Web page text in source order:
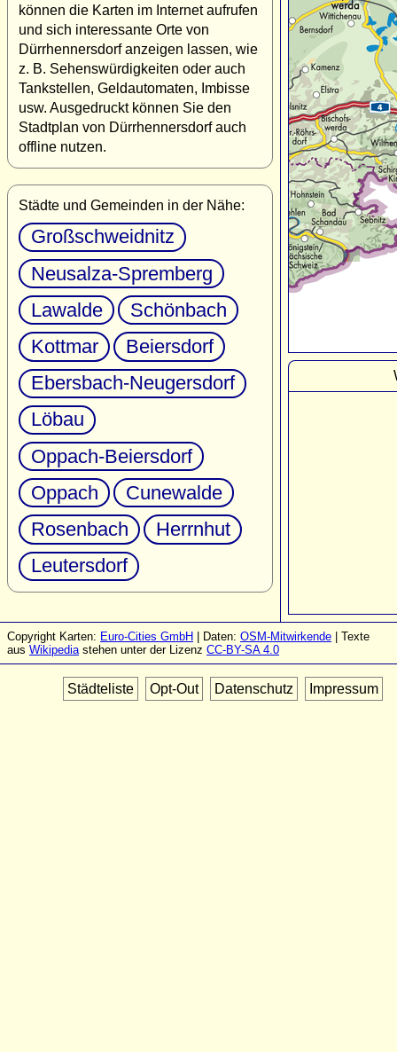
können die Karten im Internet aufrufen
und sich interessante Orte von
Dürrhennersdorf anzeigen lassen, wie
z. B. Sehenswürdigkeiten oder auch
Tankstellen, Geldautomaten, Imbisse
usw. Ausgedruckt können Sie den
Stadtplan von Dürrhennersdorf auch
offline nutzen.
Städte und Gemeinden in der Nähe:
Großschweidnitz
Neusalza-Spremberg
Lawalde
Schönbach
Kottmar
Beiersdorf
Ebersbach-Neugersdorf
Löbau
Oppach-Beiersdorf
Oppach
Cunewalde
Rosenbach
Herrnhut
Leutersdorf
Copyright Karten: Euro-Cities GmbH | Daten: OSM-Mitwirkende | Texte
aus Wikipediastehen unter der Lizenz CC-BY-SA 4.0
Städteliste Opt-Out Datenschutz Impressum